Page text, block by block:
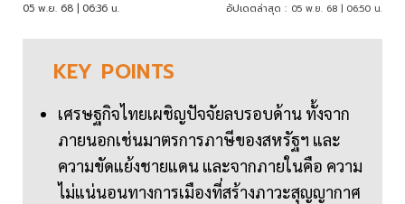
05 พ.ย. 68 | 06:36 น. อัปเดตล่าสุด : 05 พ.ย. 68 | 06:50 น.
KEY POINTS
เศรษฐกิจไทยเผชิญปัจจัยลบรอบด้าน ทั้งจาก
ภายนอกเช่นมาตรการภาษีของสหรัฐฯ และ
ความขัดแย้งชายแดน และจากภายในคือ ความ
ไม่แน่นอนทางการเมืองที่สร้างภาวะสุญญากาศ